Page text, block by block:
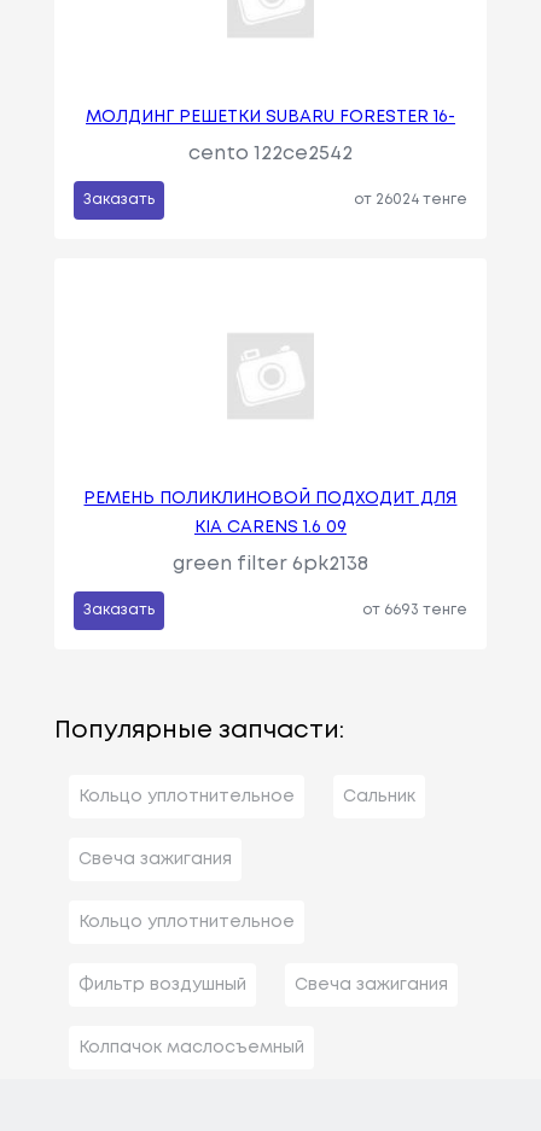
МОЛДИНГ РЕШЕТКИ SUBARU FORESTER 16-
cento 122ce2542
Заказать от 26024 тенге
РЕМЕНЬ ПОЛИКЛИНОВОЙ ПОДХОДИТ ДЛЯ
KIA CARENS 1.6 09
green filter 6pk2138
Заказать от 6693 тенге
Популярные запчасти:
Кольцо уплотнительное Сальник
Свеча зажигания
Кольцо уплотнительное
Фильтр воздушный Свеча зажигания
Колпачок маслосъемный